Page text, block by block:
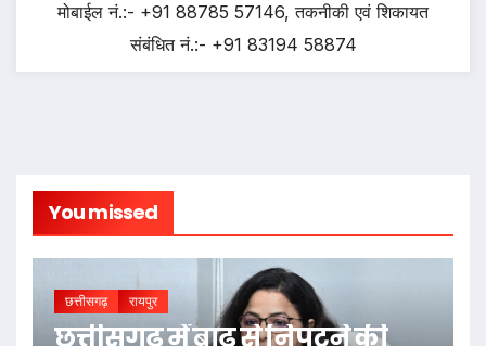
मोबाईल नं.:- +91 88785 57146, तकनीकी एवं शिकायत
संबंधित नं.:- +91 83194 58874
You missed
छत्तीसगढ़ रायपुर
छत्तीसगढ़ में बाढ़ से निपटने की